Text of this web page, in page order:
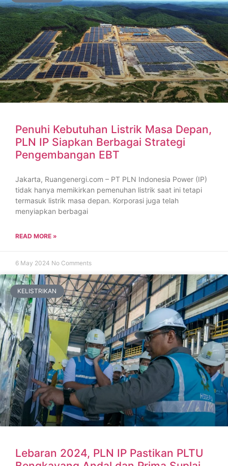
Penuhi Kebutuhan Listrik Masa Depan,
PLN IP Siapkan Berbagai Strategi
Pengembangan EBT
Jakarta, Ruangenergi.com – PT PLN Indonesia Power (IP)
tidak hanya memikirkan pemenuhan listrik saat ini tetapi
termasuk listrik masa depan. Korporasi juga telah
menyiapkan berbagai
READ MORE »
6 May 2024 No Comments
KELISTRIKAN
Lebaran 2024, PLN IP Pastikan PLTU